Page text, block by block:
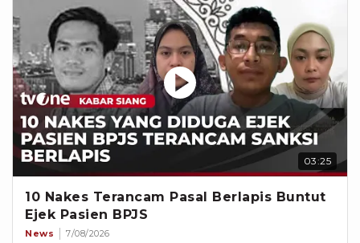
03:25
10 Nakes Terancam Pasal Berlapis Buntut
Ejek Pasien BPJS
News 7/08/2026